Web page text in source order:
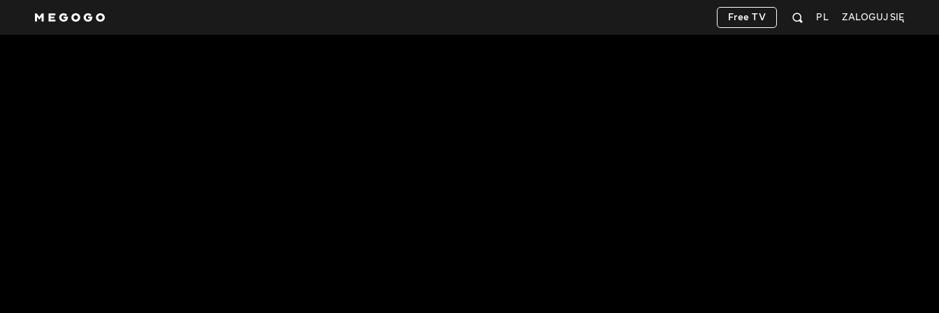
ZALOGUJ SIĘ
PL
Free TV